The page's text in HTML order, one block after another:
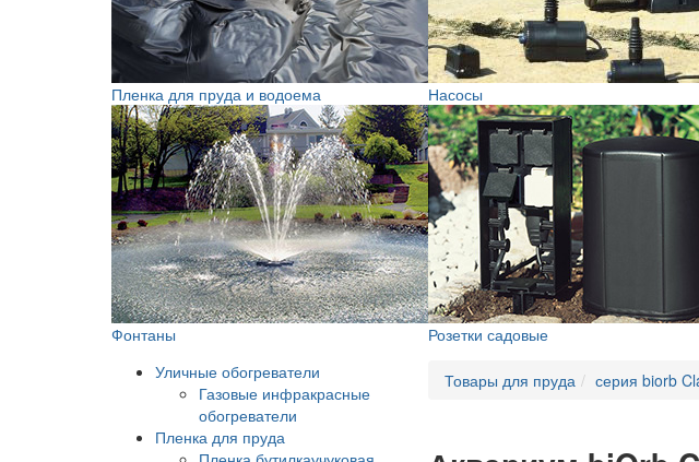
Пленка для пруда и водоема Насосы
Фонтаны Розетки садовые
Уличные обогреватели
Газовые инфракрасные
обогреватели
Пленка для пруда
Товары для пруда серия biorb